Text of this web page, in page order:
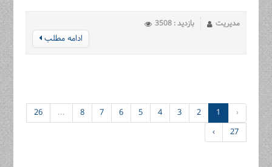
مدیریت بازدید : 3508
ادامه مطلب
‹
1
2
3
4
5
6
7
8
...
26
27
›